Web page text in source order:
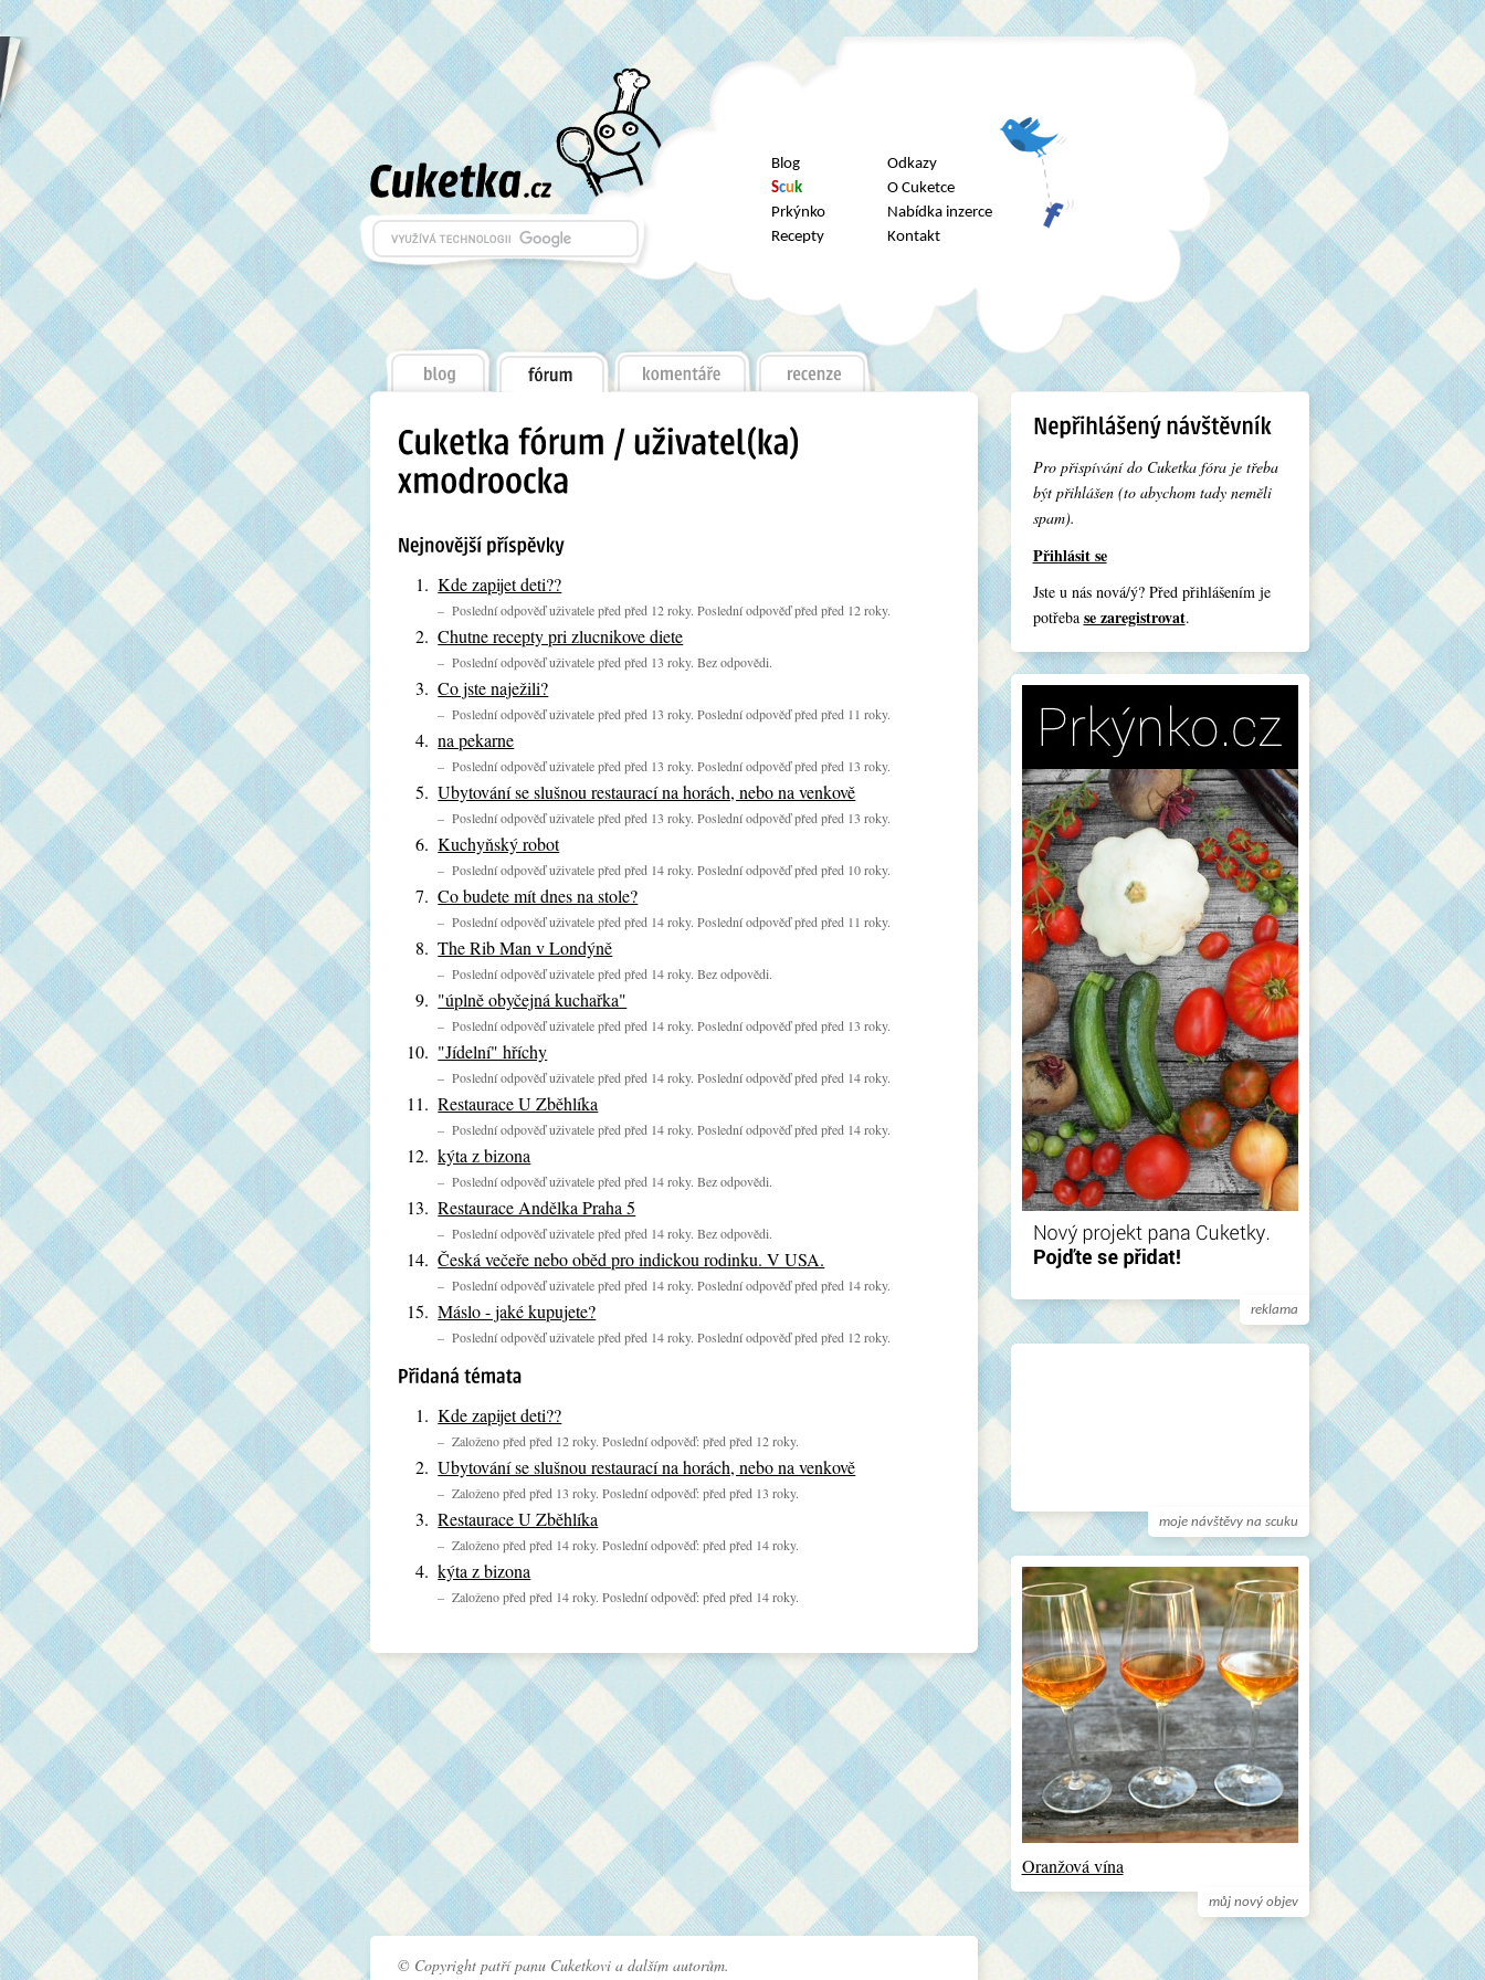
Blog
Scuk
Prkýnko
Recepty
Odkazy
O Cuketce
Nabídka inzerce
Kontakt
Kde zapijet deti??
– Poslední odpověď uživatele před před 12 roky. Poslední odpověď před před 12 roky.
Chutne recepty pri zlucnikove diete
– Poslední odpověď uživatele před před 13 roky. Bez odpovědi.
Co jste naježili?
– Poslední odpověď uživatele před před 13 roky. Poslední odpověď před před 11 roky.
na pekarne
– Poslední odpověď uživatele před před 13 roky. Poslední odpověď před před 13 roky.
Ubytování se slušnou restaurací na horách, nebo na venkově
– Poslední odpověď uživatele před před 13 roky. Poslední odpověď před před 13 roky.
Kuchyňský robot
– Poslední odpověď uživatele před před 14 roky. Poslední odpověď před před 10 roky.
Co budete mít dnes na stole?
– Poslední odpověď uživatele před před 14 roky. Poslední odpověď před před 11 roky.
The Rib Man v Londýně
– Poslední odpověď uživatele před před 14 roky. Bez odpovědi.
"úplně obyčejná kuchařka"
– Poslední odpověď uživatele před před 14 roky. Poslední odpověď před před 13 roky.
"Jídelní" hříchy
– Poslední odpověď uživatele před před 14 roky. Poslední odpověď před před 14 roky.
Restaurace U Zběhlíka
– Poslední odpověď uživatele před před 14 roky. Poslední odpověď před před 14 roky.
kýta z bizona
– Poslední odpověď uživatele před před 14 roky. Bez odpovědi.
Restaurace Andělka Praha 5
– Poslední odpověď uživatele před před 14 roky. Bez odpovědi.
Česká večeře nebo oběd pro indickou rodinku. V USA.
– Poslední odpověď uživatele před před 14 roky. Poslední odpověď před před 14 roky.
Máslo - jaké kupujete?
– Poslední odpověď uživatele před před 14 roky. Poslední odpověď před před 12 roky.
Kde zapijet deti??
– Založeno před před 12 roky. Poslední odpověď: před před 12 roky.
Ubytování se slušnou restaurací na horách, nebo na venkově
– Založeno před před 13 roky. Poslední odpověď: před před 13 roky.
Restaurace U Zběhlíka
– Založeno před před 14 roky. Poslední odpověď: před před 14 roky.
kýta z bizona
– Založeno před před 14 roky. Poslední odpověď: před před 14 roky.
Pro přispívání do Cuketka fóra je třeba
být přihlášen (to abychom tady neměli
spam).
Přihlásit se
Jste u nás nová/ý? Před přihlášením je
potřeba se zaregistrovat.
reklama
moje návštěvy na scuku
můj nový objev
Oranžová vína
© Copyright patří panu Cuketkovi a dalším autorům.